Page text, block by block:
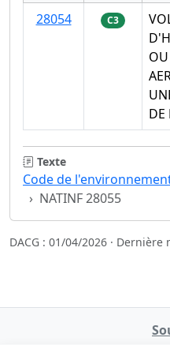
28054
C3
DE
Texte
Code de
NATINF 28055
DACG : 01/04/2026 ·